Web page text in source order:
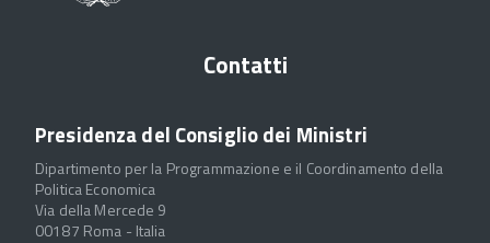
Contatti
Presidenza del Consiglio dei Ministri
Dipartimento per la Programmazione e il Coordinamento della
Politica Economica
Via della Mercede 9
00187 Roma - Italia